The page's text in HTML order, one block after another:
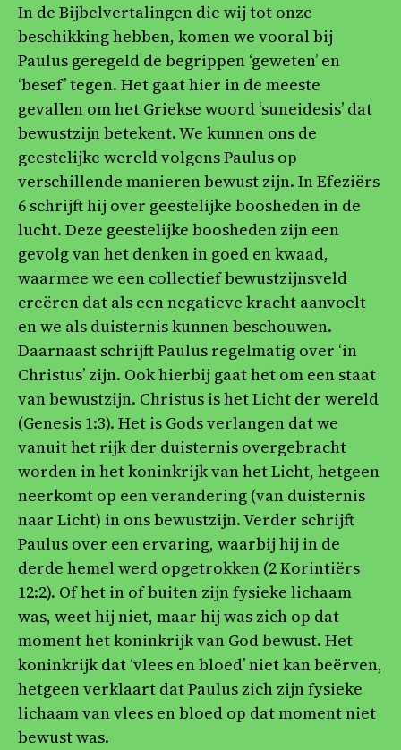
In de Bijbelvertalingen die wij tot onze
beschikking hebben, komen we vooral bij
Paulus geregeld de begrippen ‘geweten’ en
‘besef’ tegen. Het gaat hier in de meeste
gevallen om het Griekse woord ‘suneidesis’ dat
bewustzijn betekent. We kunnen ons de
geestelijke wereld volgens Paulus op
verschillende manieren bewust zijn. In Efeziërs
6 schrijft hij over geestelijke boosheden in de
lucht. Deze geestelijke boosheden zijn een
gevolg van het denken in goed en kwaad,
waarmee we een collectief bewustzijnsveld
creëren dat als een negatieve kracht aanvoelt
en we als duisternis kunnen beschouwen.
Daarnaast schrijft Paulus regelmatig over ‘in
Christus’ zijn. Ook hierbij gaat het om een staat
van bewustzijn. Christus is het Licht der wereld
(Genesis 1:3). Het is Gods verlangen dat we
vanuit het rijk der duisternis overgebracht
worden in het koninkrijk van het Licht, hetgeen
neerkomt op een verandering (van duisternis
naar Licht) in ons bewustzijn. Verder schrijft
Paulus over een ervaring, waarbij hij in de
derde hemel werd opgetrokken (2 Korintiërs
12:2). Of het in of buiten zijn fysieke lichaam
was, weet hij niet, maar hij was zich op dat
moment het koninkrijk van God bewust. Het
koninkrijk dat ‘vlees en bloed’ niet kan beërven,
hetgeen verklaart dat Paulus zich zijn fysieke
lichaam van vlees en bloed op dat moment niet
bewust was.